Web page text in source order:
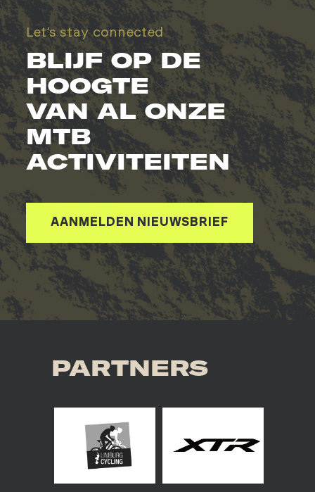
Let’s stay connected
BLIJF OP DE
HOOGTE
VAN AL ONZE
MTB
ACTIVITEITEN
AANMELDEN NIEUWSBRIEF
PARTNERS